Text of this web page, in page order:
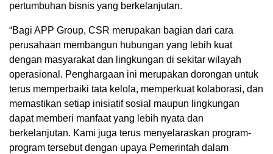
pertumbuhan bisnis yang berkelanjutan.
“Bagi APP Group, CSR merupakan bagian dari cara
perusahaan membangun hubungan yang lebih kuat
dengan masyarakat dan lingkungan di sekitar wilayah
operasional. Penghargaan ini merupakan dorongan untuk
terus memperbaiki tata kelola, memperkuat kolaborasi, dan
memastikan setiap inisiatif sosial maupun lingkungan
dapat memberi manfaat yang lebih nyata dan
berkelanjutan. Kami juga terus menyelaraskan program-
program tersebut dengan upaya Pemerintah dalam